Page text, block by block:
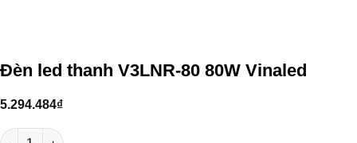
Đèn led thanh V3LNR-80 80W Vinaled
5.294.484₫
Đèn led thanh V3LNR-80 80W Vinaled số lượng